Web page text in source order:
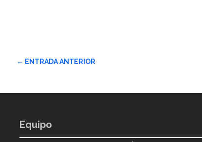
← ENTRADA ANTERIOR
Equipo